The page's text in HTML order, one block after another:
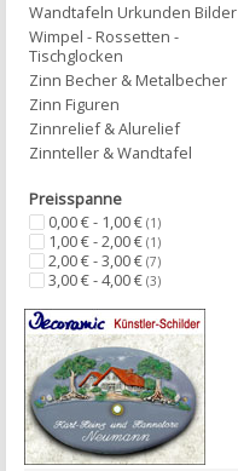
Wandtafeln Urkunden Bilder
Wimpel - Rossetten -
Tischglocken
Zinn Becher & Metalbecher
Zinn Figuren
Zinnrelief & Alurelief
Zinnteller & Wandtafel
Preisspanne
0,00 € - 1,00 € (1)
1,00 € - 2,00 € (1)
2,00 € - 3,00 € (7)
3,00 € - 4,00 € (3)